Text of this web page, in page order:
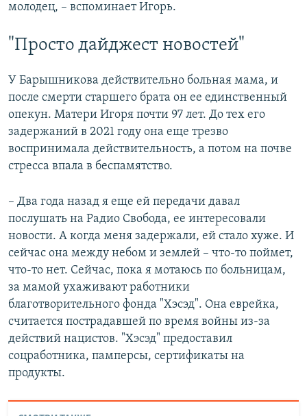
молодец, – вспоминает Игорь.
"Просто дайджест новостей"
У Барышникова действительно больная мама, и
после смерти старшего брата он ее единственный
опекун. Матери Игоря почти 97 лет. До тех его
задержаний в 2021 году она еще трезво
воспринимала действительность, а потом на почве
стресса впала в беспамятство.
– Два года назад я еще ей передачи давал
послушать на Радио Свобода, ее интересовали
новости. А когда меня задержали, ей стало хуже. И
сейчас она между небом и землей – что-то поймет,
что-то нет. Сейчас, пока я мотаюсь по больницам,
за мамой ухаживают работники
благотворительного фонда "Хэсэд". Она еврейка,
считается пострадавшей по время войны из-за
действий нацистов. "Хэсэд" предоставил
соцработника, памперсы, сертификаты на
продукты.